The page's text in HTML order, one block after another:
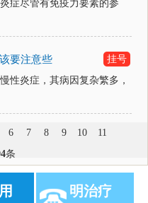
症尽管有免疫力要素的参
要注意些
挂号
性炎症，其病因复杂繁多，
6 7 8 9 10
11
条
明治疗